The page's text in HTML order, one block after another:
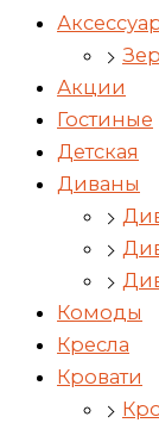
Акции
Гостиные
Детская
Диваны
Комоды
Кресла
Кровати